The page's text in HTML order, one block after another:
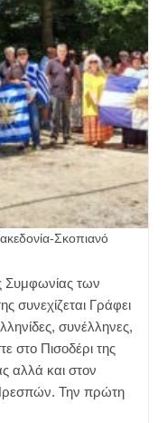
Σκοπιανό
Συμφωνίας των
συνεχίζεται Γράφει
συνέλληνες,
στο Πισοδέρι της
αλλά και στον
Την πρώτη